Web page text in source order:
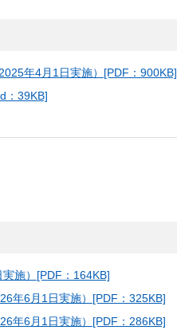
年4月1日実施）[PDF：900KB]
：39KB]
施）[PDF：164KB]
年6月1日実施）[PDF：325KB]
年6月1日実施）[PDF：286KB]